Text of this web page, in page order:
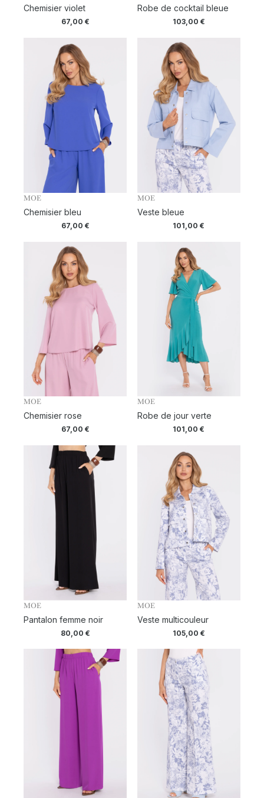
Chemisier violet
67,00 €
Robe de cocktail bleue
103,00 €
MOE
Chemisier bleu
67,00 €
MOE
Veste bleue
101,00€
MOE
Chemisier rose
67,00 €
MOE
Robe de jour verte
101,00€
MOE
Pantalon femme noir
80,00 €
MOE
Veste multicouleur
105,00 €